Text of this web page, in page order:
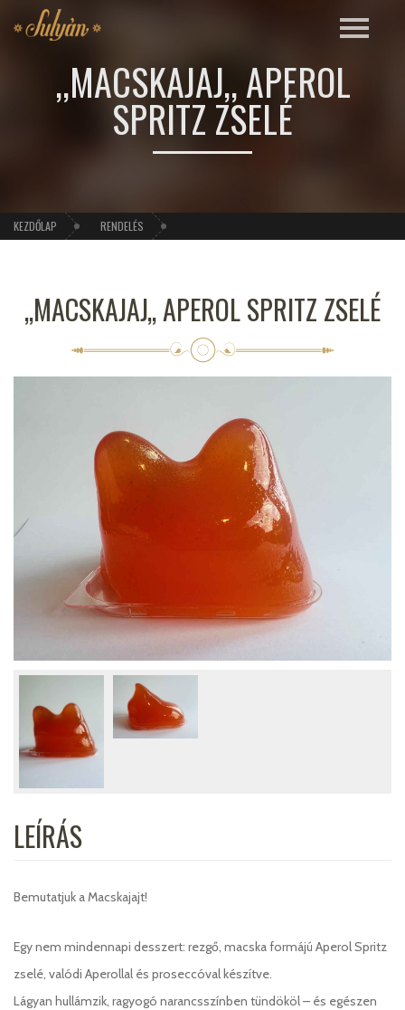
,,MACSKAJAJ,, APEROL
SPRITZ ZSELÉ
KEZDŐLAP RENDELÉS
,,MACSKAJAJ,, APEROL SPRITZ ZSELÉ
LEÍRÁS
Bemutatjuk a Macskajajt!
Egy nem mindennapi desszert: rezgő, macska formájú Aperol Spritz
zselé, valódi Aperollal és proseccóval készítve.
Lágyan hullámzik, ragyogó narancsszínben tündököl – és egészen